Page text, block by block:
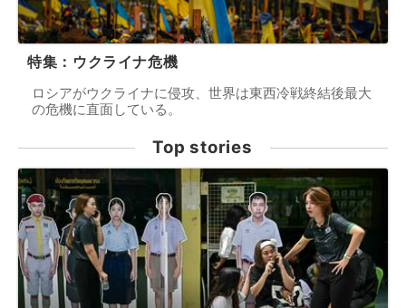
特集：ウクライナ危機
ロシアがウクライナに侵攻、世界は東西冷戦終結後最大
の危機に直面している。
Top stories